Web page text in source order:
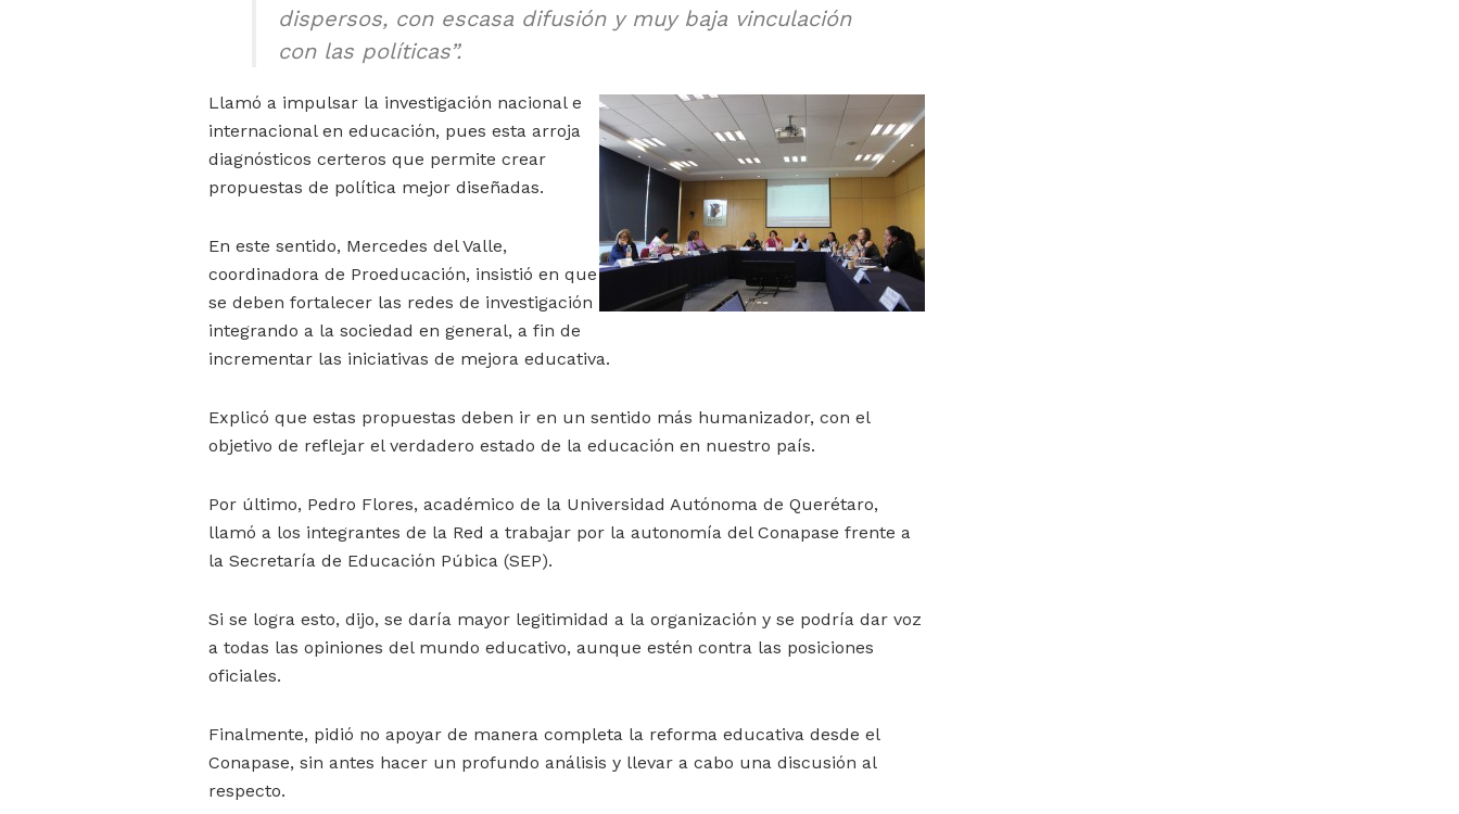
dispersos, con escasa difusión y muy baja vinculación
con las políticas”.
Llamó a impulsar la investigación nacional e
internacional en educación, pues esta arroja
diagnósticos certeros que permite crear
propuestas de política mejor diseñadas.
En este sentido, Mercedes del Valle,
coordinadora de Proeducación, insistió en que
se deben fortalecer las redes de investigación
integrando a la sociedad en general, a fin de
incrementar las iniciativas de mejora educativa.
Explicó que estas propuestas deben ir en un sentido más humanizador, con el
objetivo de reflejar el verdadero estado de la educación en nuestro país.
Por último, Pedro Flores, académico de la Universidad Autónoma de Querétaro,
llamó a los integrantes de la Red a trabajar por la autonomía del Conapase frente a
la Secretaría de Educación Púbica (SEP).
Si se logra esto, dijo, se daría mayor legitimidad a la organización y se podría dar voz
a todas las opiniones del mundo educativo, aunque estén contra las posiciones
oficiales.
Finalmente, pidió no apoyar de manera completa la reforma educativa desde el
Conapase, sin antes hacer un profundo análisis y llevar a cabo una discusión al
respecto.